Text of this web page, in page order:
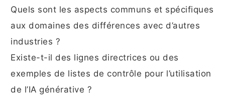
Quels sont les aspects communs et spécifiques
aux domaines des différences avec d’autres
industries ?
Existe-t-il des lignes directrices ou des
exemples de listes de contrôle pour l’utilisation
de l’IA générative ?